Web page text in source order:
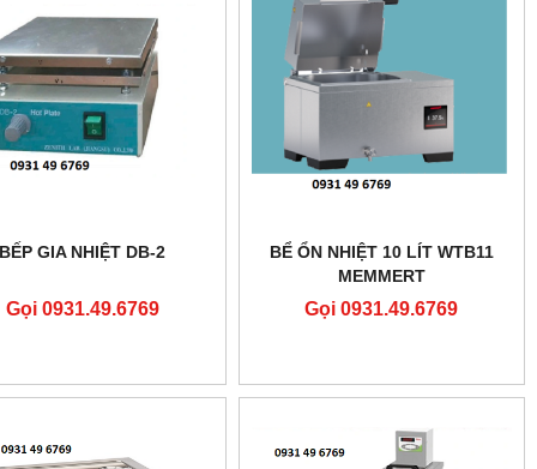
BẾP GIA NHIỆT DB-2
Gọi 0931.49.6769
BỂ ỔN NHIỆT 10 LÍT WTB11
MEMMERT
Gọi 0931.49.6769